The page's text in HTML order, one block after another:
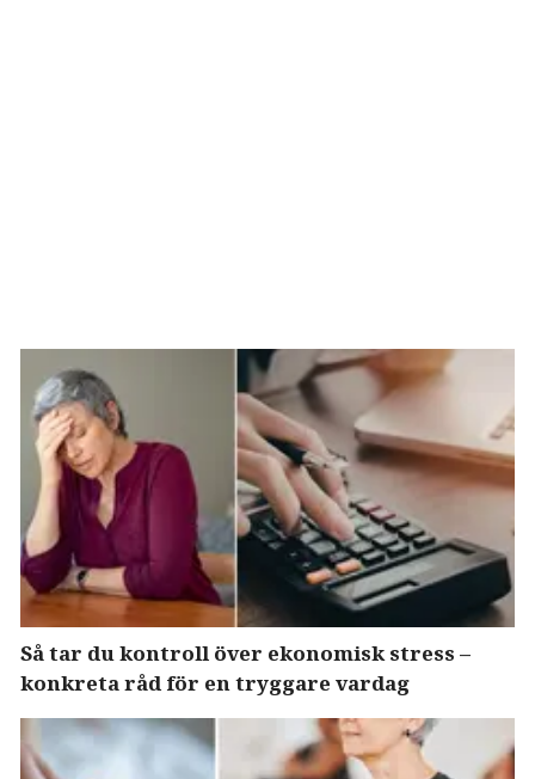
Så tar du kontroll över ekonomisk stress –
konkreta råd för en tryggare vardag